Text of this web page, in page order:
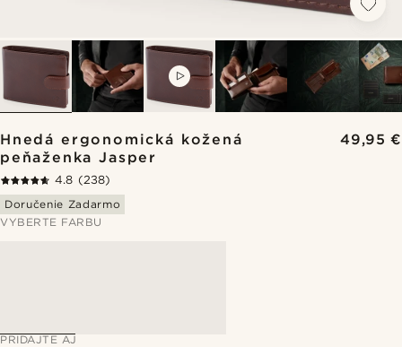
Hnedá ergonomická kožená
peňaženka Jasper
49,95 €
4.8 (238)
Doručenie Zadarmo
VYBERTE FARBU
PRIDAJTE AJ